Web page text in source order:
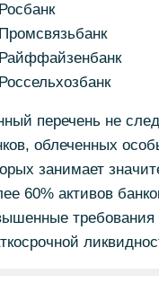
Росбанк
Промсвязьбанк
Райффайзенбанк
Россельхозбанк
перечень не
облеченных
занимает
60% активов
требования